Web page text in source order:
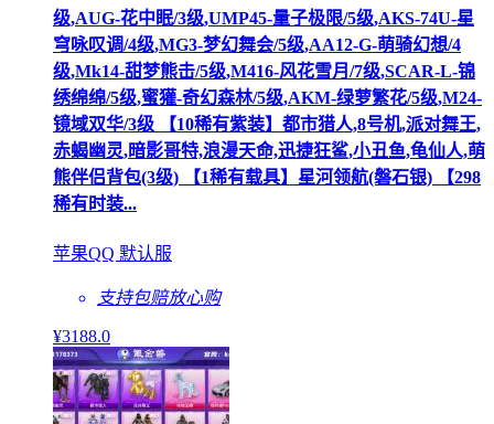
级,AUG-花中眠/3级,UMP45-量子极限/5级,AKS-74U-星
穹咏叹调/4级,MG3-梦幻舞会/5级,AA12-G-萌骑幻想/4
级,Mk14-甜梦熊击/5级,M416-风花雪月/7级,SCAR-L-锦
绣绵绵/5级,蜜獾-奇幻森林/5级,AKM-绿萝繁花/5级,M24-
镜域双华/3级 【10稀有紫装】都市猎人,8号机,派对舞王,
赤蝎幽灵,暗影哥特,浪漫天命,迅捷狂鲨,小丑鱼,龟仙人,萌
熊伴侣背包(3级) 【1稀有载具】星河领航(磐石银) 【298
稀有时装...
苹果QQ 默认服
支持包赔放心购
¥3188.0